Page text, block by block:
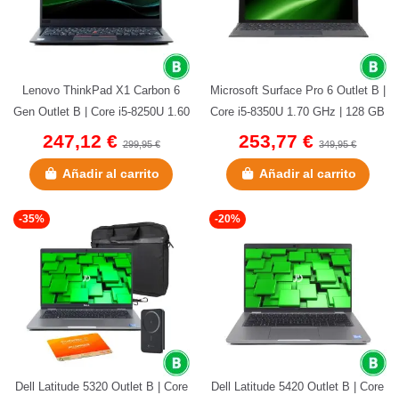
(1 nota)
Lenovo ThinkPad X1 Carbon 6
Gen Outlet B | Core i5-8250U 1.60
GHz | 256 GB NVMe | 8 GB...
247,12 €299,95 €
Añadir al carrito
Microsoft Surface Pro 6 Outlet B |
Core i5-8350U 1.70 GHz | 128 GB
NVMe | 8 GB LPDDR3...
253,77 €349,95 €
Añadir al carrito
-35%
Dell Latitude 5320 Outlet B | Core
-20%
Dell Latitude 5420 Outlet B | Core